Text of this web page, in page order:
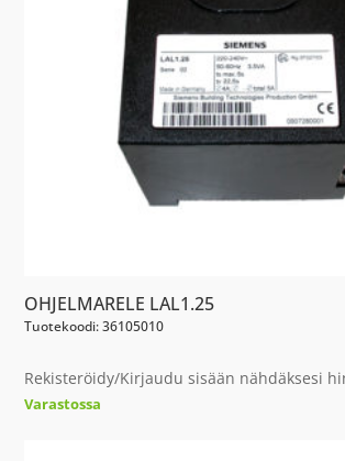
OHJELMARELE LAL1.25
Tuotekoodi: 36105010
Rekisteröidy/Kirjaudu sisään nähdäksesi
Varastossa